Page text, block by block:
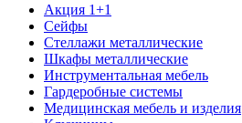
Акция 1+1
Сейфы
Стеллажи металлические
Шкафы металлические
Инструментальная мебель
Гардеробные системы
Медицинская мебель и изделия